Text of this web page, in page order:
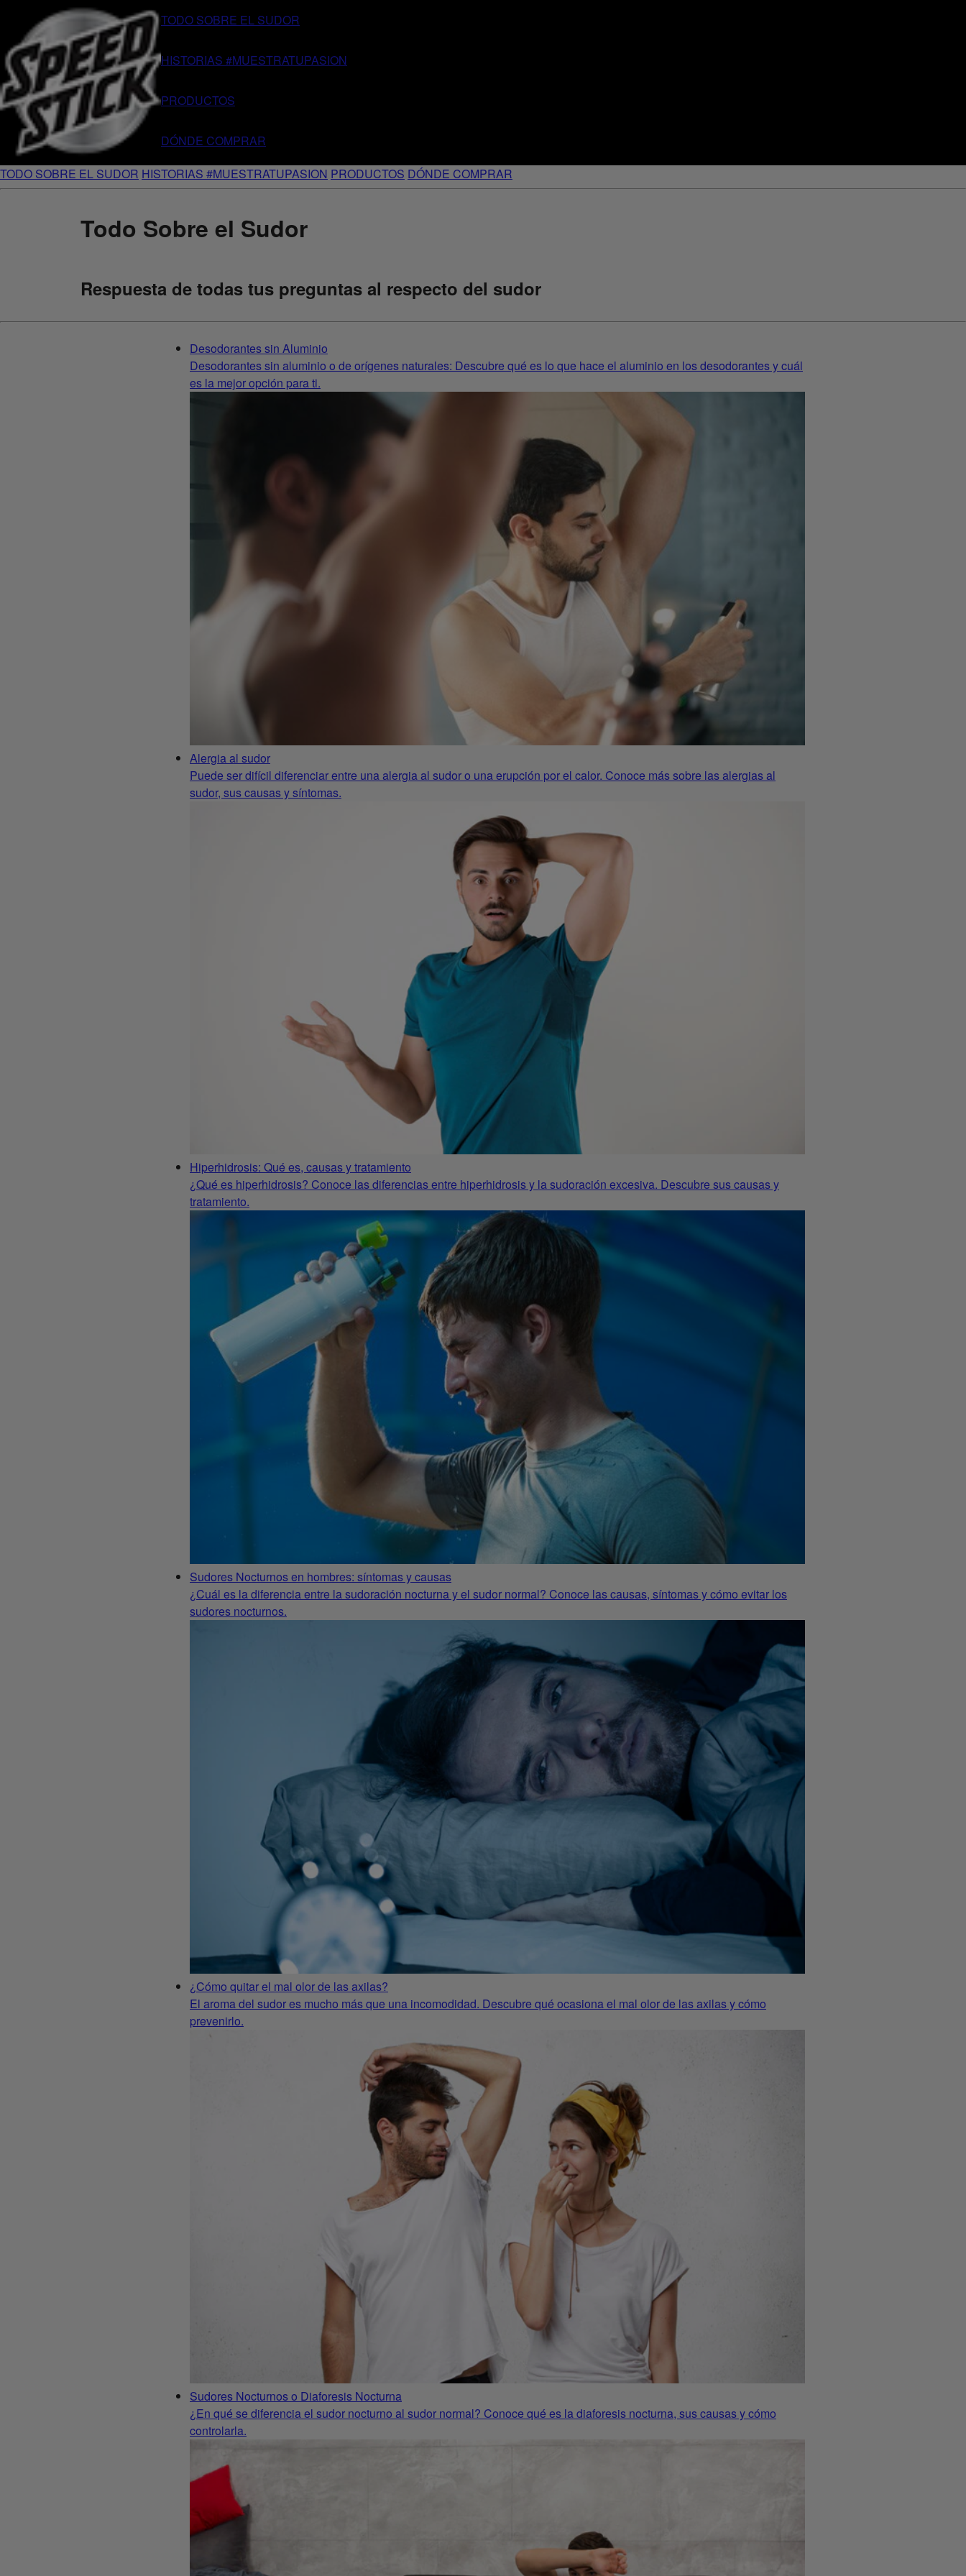
TODO SOBRE EL SUDOR
HISTORIAS #MUESTRATUPASION
PRODUCTOS
DÓNDE COMPRAR
TODO SOBRE EL SUDOR HISTORIAS #MUESTRATUPASION PRODUCTOS DÓNDE COMPRAR
Todo Sobre el Sudor
Respuesta de todas tus preguntas al respecto del sudor
Desodorantes sin Aluminio
Desodorantes sin aluminio o de orígenes naturales: Descubre qué es lo que hace el aluminio en los desodorantes y cuál
es la mejor opción para ti.
Alergia al sudor
Puede ser difícil diferenciar entre una alergia al sudor o una erupción por el calor. Conoce más sobre las alergias al
sudor, sus causas y síntomas.
Hiperhidrosis: Qué es, causas y tratamiento
¿Qué es hiperhidrosis? Conoce las diferencias entre hiperhidrosis y la sudoración excesiva. Descubre sus causas y
tratamiento.
Sudores Nocturnos en hombres: síntomas y causas
¿Cuál es la diferencia entre la sudoración nocturna y el sudor normal? Conoce las causas, síntomas y cómo evitar los
sudores nocturnos.
¿Cómo quitar el mal olor de las axilas?
El aroma del sudor es mucho más que una incomodidad. Descubre qué ocasiona el mal olor de las axilas y cómo
prevenirlo.
Sudores Nocturnos o Diaforesis Nocturna
¿En qué se diferencia el sudor nocturno al sudor normal? Conoce qué es la diaforesis nocturna, sus causas y cómo
controlarla.